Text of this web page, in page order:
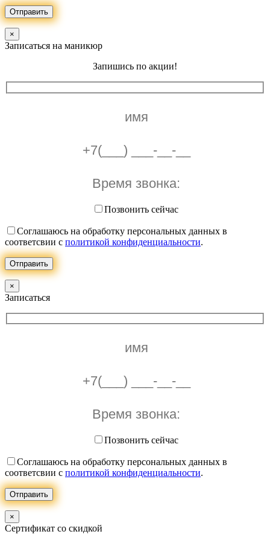
Отправить
×
Записаться на маникюр
Запишись по акции!
Позвонить сейчас
Соглашаюсь на обработку персональных данных в
соответсвии с политикой конфиденциальности.
Отправить
×
Записаться
Позвонить сейчас
Соглашаюсь на обработку персональных данных в
соответсвии с политикой конфиденциальности.
Отправить
×
Сертификат со скидкой